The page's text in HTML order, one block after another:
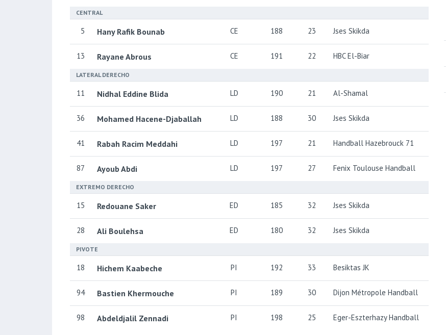
CENTRAL
5 Hany Rafik Bounab CE 188 23 Jses Skikda
13 Rayane Abrous CE 191 22 HBC El-Biar
LATERAL DERECHO
11 Nidhal Eddine Blida LD 190 21 Al-Shamal
36 Mohamed Hacene-Djaballah LD 188 30 Jses Skikda
41 Rabah Racim Meddahi LD 197 21 Handball Hazebrouck 71
87 Ayoub Abdi LD 197 27 Fenix Toulouse Handball
EXTREMO DERECHO
15 Redouane Saker ED 185 32 Jses Skikda
28 Ali Boulehsa ED 180 32 Jses Skikda
PIVOTE
18 Hichem Kaabeche PI 192 33 Besiktas JK
94 Bastien Khermouche PI 189 30 Dijon Métropole Handball
98 Abdeldjalil Zennadi PI 198 25 Eger-Eszterhazy Handball